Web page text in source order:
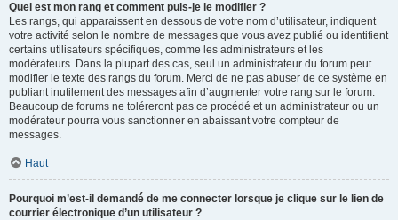
Quel est mon rang et comment puis-je le modifier ?
Les rangs, qui apparaissent en dessous de votre nom d’utilisateur, indiquent
votre activité selon le nombre de messages que vous avez publié ou identifient
certains utilisateurs spécifiques, comme les administrateurs et les
modérateurs. Dans la plupart des cas, seul un administrateur du forum peut
modifier le texte des rangs du forum. Merci de ne pas abuser de ce système en
publiant inutilement des messages afin d’augmenter votre rang sur le forum.
Beaucoup de forums ne toléreront pas ce procédé et un administrateur ou un
modérateur pourra vous sanctionner en abaissant votre compteur de
messages.
Haut
Pourquoi m’est-il demandé de me connecter lorsque je clique sur le lien de
courrier électronique d’un utilisateur ?